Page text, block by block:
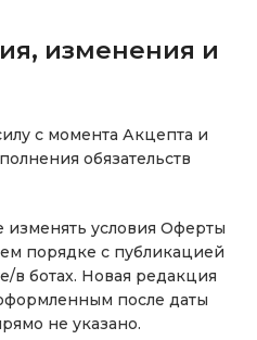
изменения и
с момента Акцепта и
обязательств
изменять условия Оферты
порядке с публикацией
в ботах. Новая редакция
после даты
не указано.